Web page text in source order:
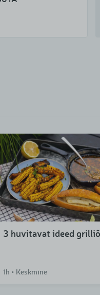
3 huvitavat ideed
1h • Keskmine